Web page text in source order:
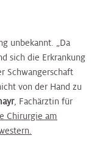
unbekannt. „Da
sich die Erkrankung
Schwangerschaft
von der Hand zu
, Fachärztin für
Chirurgie am